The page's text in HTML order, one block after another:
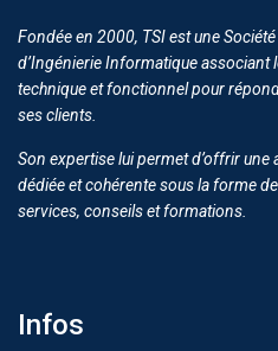
Fondée en 2000, TSI est une
d’Ingénierie Informatique associant
technique et fonctionnel pour
ses clients.
Son expertise lui permet d’offrir une
dédiée et cohérente sous la forme
services, conseils et formations.
Infos